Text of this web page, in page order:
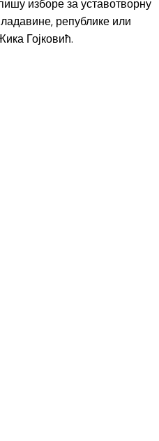
изборе за уставотворну
републике или
Гојковић.